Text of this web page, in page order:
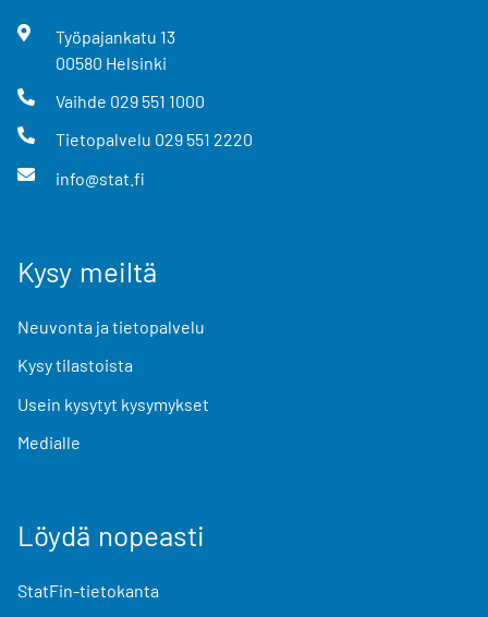
Työpajankatu 13
00580 Helsinki
Vaihde 029 551 1000
Tietopalvelu 029 551 2220
info@stat.fi
Kysy meiltä
Neuvonta ja tietopalvelu
Kysy tilastoista
Usein kysytyt kysymykset
Medialle
Löydä nopeasti
StatFin-tietokanta